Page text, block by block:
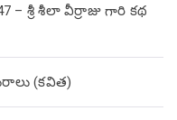
– శ్రీ శీలా వీర్రాజు గారి కథ
(కవిత)